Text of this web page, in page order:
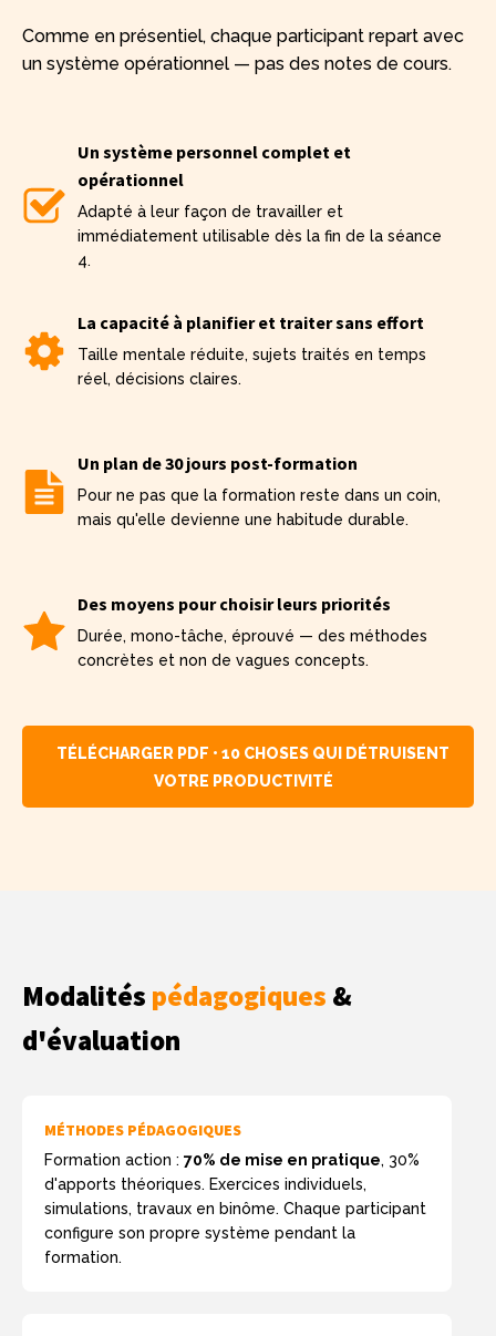
Comme en présentiel, chaque participant repart avec
un système opérationnel — pas des notes de cours.
Un système personnel complet et
opérationnel
Adapté à leur façon de travailler et
immédiatement utilisable dès la fin de la séance
4.
La capacité à planifier et traiter sans effort
Taille mentale réduite, sujets traités en temps
réel, décisions claires.
Un plan de 30 jours post-formation
Pour ne pas que la formation reste dans un coin,
mais qu'elle devienne une habitude durable.
Des moyens pour choisir leurs priorités
Durée, mono-tâche, éprouvé — des méthodes
concrètes et non de vagues concepts.
TÉLÉCHARGER PDF • 10 CHOSES QUI DÉTRUISENT
VOTRE PRODUCTIVITÉ
Modalités pédagogiques &
d'évaluation
MÉTHODES PÉDAGOGIQUES
Formation action : 70% de mise en pratique, 30%
d'apports théoriques. Exercices individuels,
simulations, travaux en binôme. Chaque participant
configure son propre système pendant la
formation.